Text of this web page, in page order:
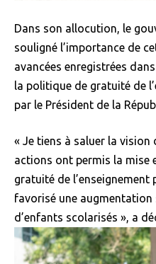
Dans son allocution, le
souligné l’importance de
avancées enregistrées
la politique de gratuité de
par le Président de la
« Je tiens à saluer la vision
actions ont permis la mise
gratuité de l’enseignement
favorisé une
d’enfants scolarisés », a